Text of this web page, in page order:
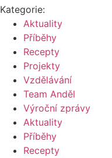
Kategorie:
Aktuality
Příběhy
Recepty
Projekty
Vzdělávání
Team Anděl
Výroční zprávy
Aktuality
Příběhy
Recepty